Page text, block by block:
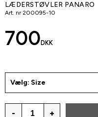
LÆDERSTØVLER PANARO
Art. nr 200095-10
700 DKK
Vælg: Size
- +